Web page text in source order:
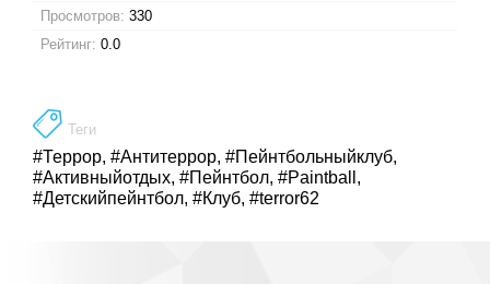
Просмотров: 330
Рейтинг: 0.0
Теги
#Террор, #Антитеррор, #Пейнтбольныйклуб,
#Активныйотдых, #Пейнтбол, #Paintball ,
#Детскийпейнтбол, #Клуб, #terror62